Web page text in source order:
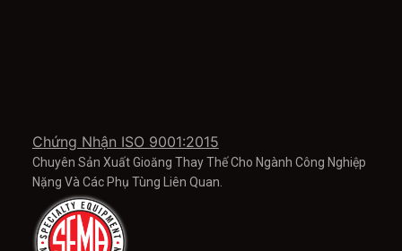
Chứng Nhận ISO 9001:2015
Chuyên Sản Xuất Gioăng Thay Thế Cho Ngành Công Nghiệp
Nặng Và Các Phụ Tùng Liên Quan.